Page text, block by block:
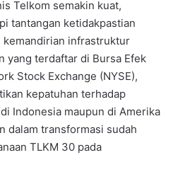
Telkom semakin kuat,
tantangan ketidakpastian
kemandirian infrastruktur
yang terdaftar di Bursa Efek
Stock Exchange (NYSE),
kepatuhan terhadap
Indonesia maupun di Amerika
dalam transformasi sudah
TLKM 30 pada